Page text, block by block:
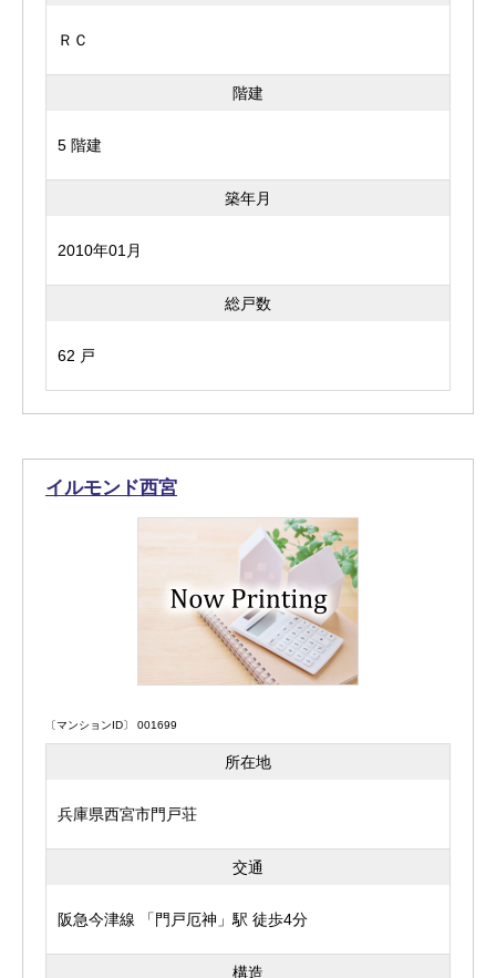
ＲＣ
階建
5 階建
築年月
2010年01月
総戸数
62 戸
イルモンド西宮
〔マンションID〕 001699
所在地
兵庫県西宮市門戸荘
交通
阪急今津線 「門戸厄神」駅 徒歩4分
構造